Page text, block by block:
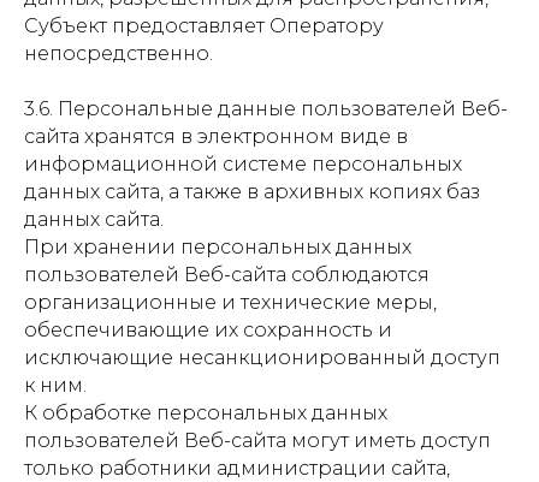
Субъект предоставляет Оператору
непосредственно.
3.6. Персональные данные пользователей Веб-
сайта хранятся в электронном виде в
информационной системе персональных
данных сайта, а также в архивных копиях баз
данных сайта.
При хранении персональных данных
пользователей Веб-сайта соблюдаются
организационные и технические меры,
обеспечивающие их сохранность и
исключающие несанкционированный доступ
к ним.
К обработке персональных данных
пользователей Веб-сайта могут иметь доступ
только работники администрации сайта,